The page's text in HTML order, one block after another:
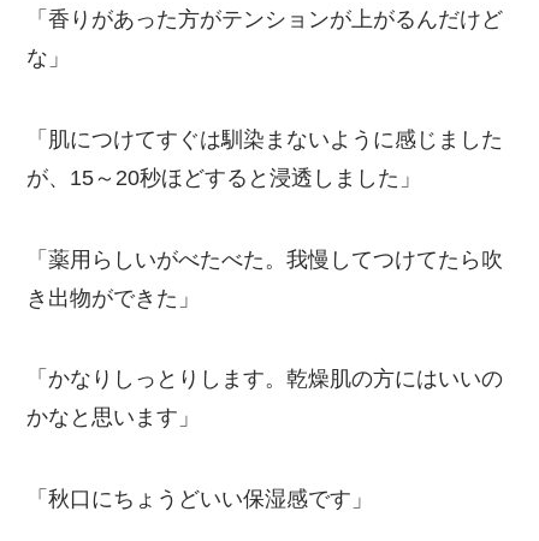
「香りがあった方がテンションが上がるんだけど
な」
「肌につけてすぐは馴染まないように感じました
が、15～20秒ほどすると浸透しました」
「薬用らしいがべたべた。我慢してつけてたら吹
き出物ができた」
「かなりしっとりします。乾燥肌の方にはいいの
かなと思います」
「秋口にちょうどいい保湿感です」